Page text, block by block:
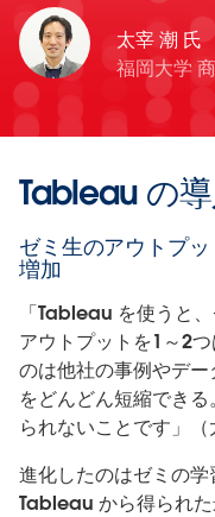
太宰 潮 氏
福岡大学
Tableau の
ゼミ生のアウトプ
増加
「Tableau を使うと
アウトプットを1～2
のは他社の事例やデ
をどんどん短縮でき
られないことです」（
進化したのはゼミの学
Tableau から得られ